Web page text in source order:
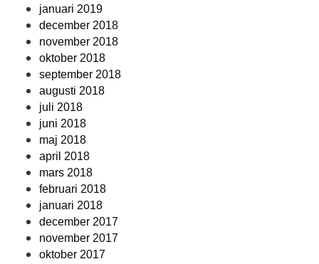
januari 2019
december 2018
november 2018
oktober 2018
september 2018
augusti 2018
juli 2018
juni 2018
maj 2018
april 2018
mars 2018
februari 2018
januari 2018
december 2017
november 2017
oktober 2017